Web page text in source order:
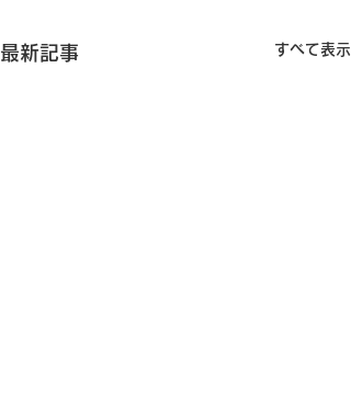
最新記事 すべて表示